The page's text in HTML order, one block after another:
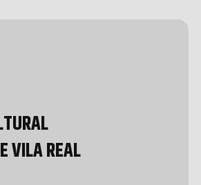
VILA REAL